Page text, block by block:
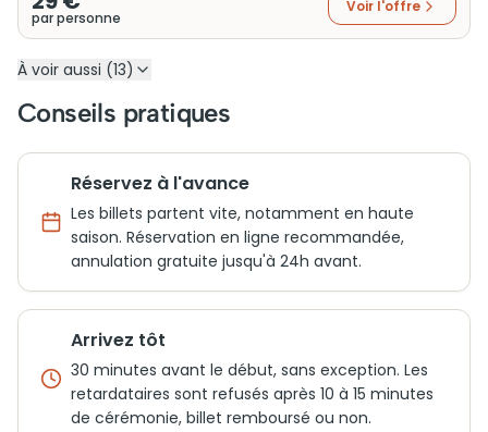
par personne
Voir l'offre
À voir aussi (13)
Conseils pratiques
Réservez à l'avance
Les billets partent vite, notamment en haute
saison. Réservation en ligne recommandée,
annulation gratuite jusqu'à 24h avant.
Arrivez tôt
30 minutes avant le début, sans exception. Les
retardataires sont refusés après 10 à 15 minutes
de cérémonie, billet remboursé ou non.